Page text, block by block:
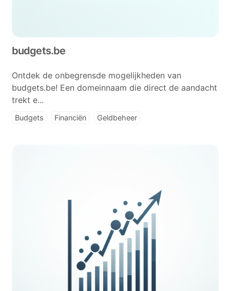
budgets.be
Ontdek de onbegrensde mogelijkheden van
budgets.be! Een domeinnaam die direct de aandacht
trekt e...
Budgets Financiën Geldbeheer